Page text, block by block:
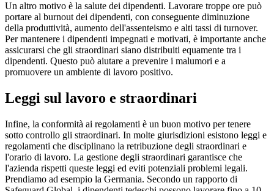
Un altro motivo è la salute dei dipendenti. Lavorare troppe ore può
portare al burnout dei dipendenti, con conseguente diminuzione
della produttività, aumento dell'assenteismo e alti tassi di turnover.
Per mantenere i dipendenti impegnati e motivati, è importante anche
assicurarsi che gli straordinari siano distribuiti equamente tra i
dipendenti. Questo può aiutare a prevenire i malumori e a
promuovere un ambiente di lavoro positivo.
Leggi sul lavoro e straordinari
Infine, la conformità ai regolamenti è un buon motivo per tenere
sotto controllo gli straordinari. In molte giurisdizioni esistono leggi e
regolamenti che disciplinano la retribuzione degli straordinari e
l'orario di lavoro. La gestione degli straordinari garantisce che
l'azienda rispetti queste leggi ed eviti potenziali problemi legali.
Prendiamo ad esempio la Germania. Secondo un rapporto di